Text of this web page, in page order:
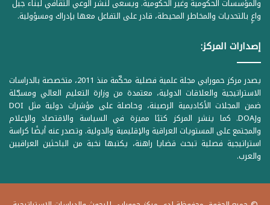
والمؤسسات الحكومية وغير الحكومية. ويسعى لنشر الوعي الثقافي لبناء جيل
واعٍ بالتحديات والمخاطر المحيطة، قادر على التفاعل معها بإدراك ومسؤولية.
إصدارات المركز:
يصدر مركز حمورابي مجلة علمية فصلية محكّمة منذ 2011، متخصصة بالدراسات
الاستراتيجية والعلاقات الدولية، معتمدة من وزارة التعليم العالي ومسجّلة
ضمن المجلات الأكاديمية الرصينة، وحاصلة على مؤشرات دولية مثل DOI
وDOAJ. كما ينشر المركز كتبًا مميزة في السياسة والاقتصاد والإعلام
والمجتمع على المستويات العراقية والإقليمية والدولية. وتصدر عنه أيضًا كراسة
استراتيجية فصلية تبحث قضايا راهنة، يكتبها نخبة من الباحثين العراقيين
والعرب.